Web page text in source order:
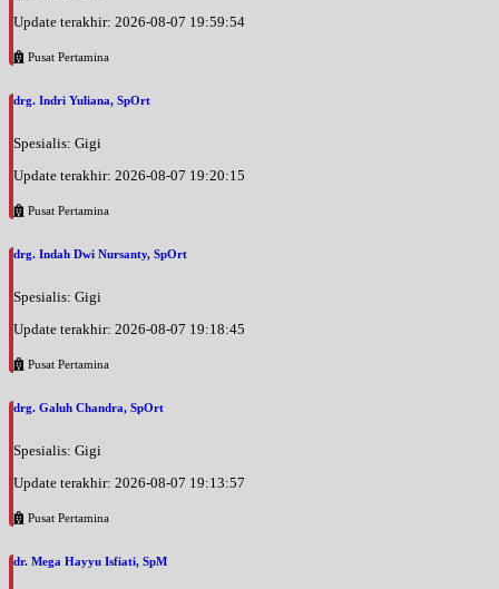
Update terakhir: 2026-08-07 19:59:54
Pusat Pertamina
drg. Indri Yuliana, SpOrt
Spesialis: Gigi
Update terakhir: 2026-08-07 19:20:15
Pusat Pertamina
drg. Indah Dwi Nursanty, SpOrt
Spesialis: Gigi
Update terakhir: 2026-08-07 19:18:45
Pusat Pertamina
drg. Galuh Chandra, SpOrt
Spesialis: Gigi
Update terakhir: 2026-08-07 19:13:57
Pusat Pertamina
dr. Mega Hayyu Isfiati, SpM